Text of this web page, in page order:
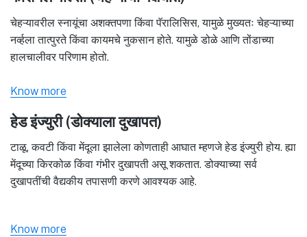
चेहऱ्यावरील स्नायूंचा अशक्तपणा किंवा पॅरालिसिस, यामुळे मुख्यतः चेहऱ्याच्या
नर्व्हला तात्पुरते किंवा कायमचे नुकसान होते. यामुळे डोळे आणि तोंडाच्या
हालचालीवर परिणाम होतो.
Know more
हेड इंज्युरी (डोक्याला दुखापत)
टाळू, कवटी किंवा मेंदूला झालेला कोणताही आघात म्हणजे हेड इंज्युरी होय. ह्या
मेंदूच्या किरकोळ किंवा गंभीर दुखापती असू शकतात. डोक्याच्या सर्व
दुखापतींची वैद्यकीय तपासणी करणे आवश्यक आहे.
Know more